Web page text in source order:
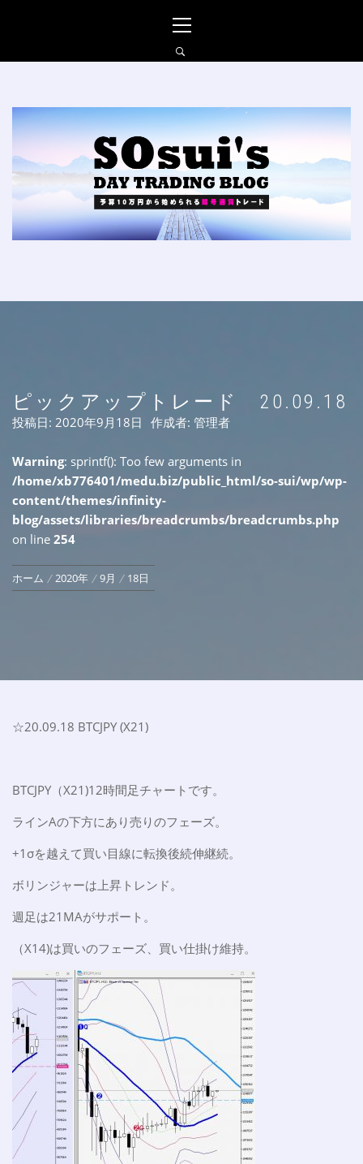
イ
ン
ュ
ー
SO_SUIの仮想通貨FXブ
ログ
ピックアップトレード 20.09.18
投稿日: 2020年9月18日 作成者: 管理者
Warning: sprintf(): Too few arguments in
/home/xb776401/medu.biz/public_html/so-sui/wp/wp-
content/themes/infinity-
blog/assets/libraries/breadcrumbs/breadcrumbs.php
on line 254
ホーム 2020年 9月 18日
☆20.09.18 BTCJPY (X21)
BTCJPY（X21)12時間足チャートです。
ラインAの下方にあり売りのフェーズ。
+1σを越えて買い目線に転換後続伸継続。
ボリンジャーは上昇トレンド。
週足は21MAがサポート。
（X14)は買いのフェーズ、買い仕掛け維持。